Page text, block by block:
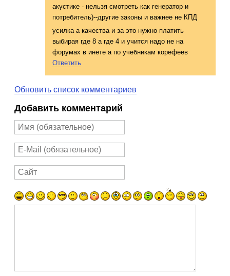
акустике - нельзя смотреть как генератор и
потребитель)--другие законы и важнее не КПД
усилка а качества и за это нужно платить
выбирая где 8 а где 4 и учится надо не на
форумах в инете а по учебникам корефеев
Ответить
Обновить список комментариев
Добавить комментарий